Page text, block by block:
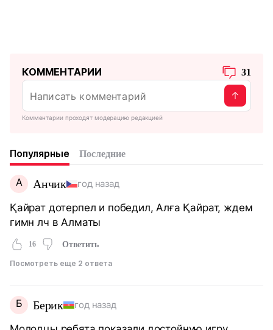
КОММЕНТАРИИ 31
Комментарии проходят модерацию редакцией
Популярные Последние
А Анчик год назад
Қайрат дотерпел и победил, Алға Қайрат, ждем
гимн лч в Алматы
16 Ответить
Посмотреть еще 2 ответа
Б Берик год назад